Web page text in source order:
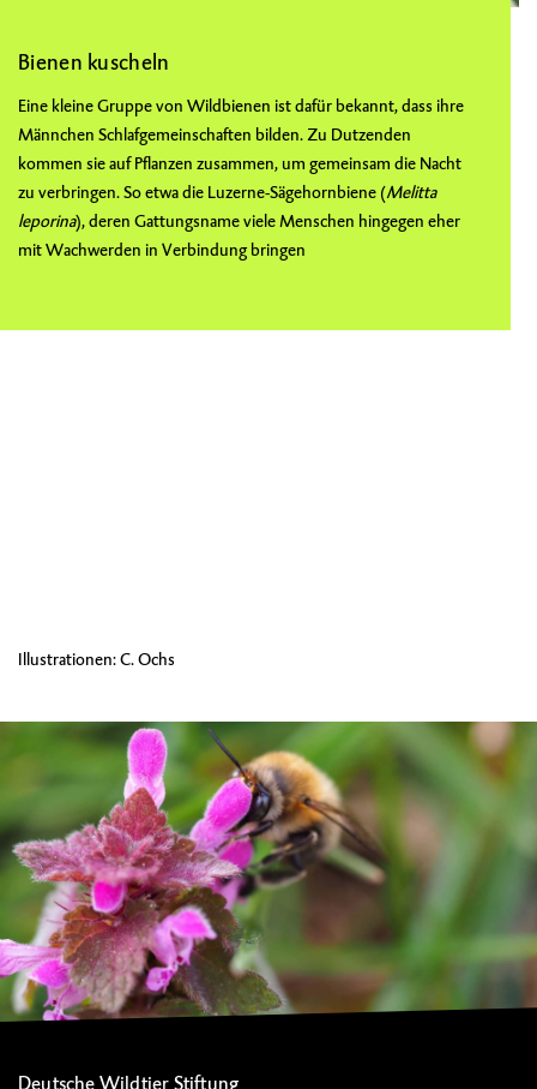
Bienen kuscheln
Eine kleine Gruppe von Wildbienen ist dafür bekannt, dass ihre
Männchen Schlafgemeinschaften bilden. Zu Dutzenden
kommen sie auf Pflanzen zusammen, um gemeinsam die Nacht
zu verbringen. So etwa die Luzerne-Sägehornbiene (Melitta
leporina), deren Gattungsname viele Menschen hingegen eher
mit Wachwerden in Verbindung bringen
Illustrationen: C. Ochs
Deutsche Wildtier Stiftung